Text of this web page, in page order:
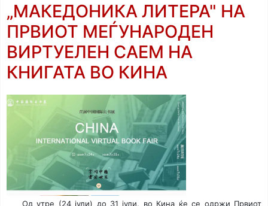
„МАКЕДОНИКА ЛИТЕРА" НА
ПРВИОТ МЕЃУНАРОДЕН
ВИРТУЕЛЕН САЕМ НА
КНИГАТА ВО КИНА
Од утре (24 јули) до 31 јули, во Кина ќе се одржи Првиот